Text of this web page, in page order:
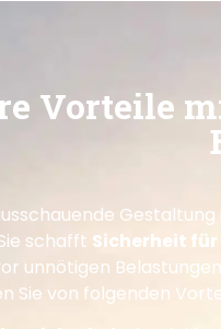
Vorteile
schafft Sicherheit
unnötigen
Sie von folgenden